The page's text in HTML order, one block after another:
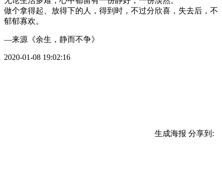
做个拿得起、放得下的人，得到时，不过分欣喜，失去后，不
郁郁寡欢。
—来源《余生，静而不争》
2020-01-08 19:02:16
生成海报 分享到: